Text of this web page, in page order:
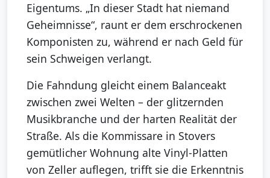
Eigentums. „In dieser Stadt hat niemand
Geheimnisse“, raunt er dem erschrockenen
Komponisten zu, während er nach Geld für
sein Schweigen verlangt.
Die Fahndung gleicht einem Balanceakt
zwischen zwei Welten – der glitzernden
Musikbranche und der harten Realität der
Straße. Als die Kommissare in Stovers
gemütlicher Wohnung alte Vinyl-Platten
von Zeller auflegen, trifft sie die Erkenntnis